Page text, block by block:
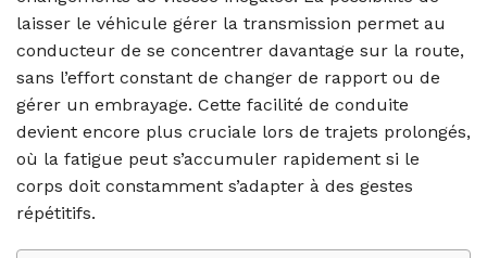
laisser le véhicule gérer la transmission permet au
conducteur de se concentrer davantage sur la route,
sans l’effort constant de changer de rapport ou de
gérer un embrayage. Cette facilité de conduite
devient encore plus cruciale lors de trajets prolongés,
où la fatigue peut s’accumuler rapidement si le
corps doit constamment s’adapter à des gestes
répétitifs.